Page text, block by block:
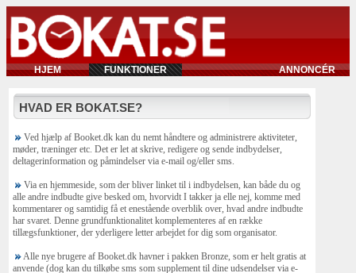
HJEM FUNKTIONER ANNONCÉR
HVAD ER BOKAT.SE?
Ved hjælp af Booket.dk kan du nemt håndtere og administrere aktiviteter,
møder, træninger etc. Det er let at skrive, redigere og sende indbydelser,
deltagerinformation og påmindelser via e-mail og/eller sms.
Via en hjemmeside, som der bliver linket til i indbydelsen, kan både du og
alle andre indbudte give besked om, hvorvidt I takker ja elle nej, komme med
kommentarer og samtidig få et enestående overblik over, hvad andre indbudte
har svaret. Denne grundfunktionalitet komplementeres af en række
tillægsfunktioner, der yderligere letter arbejdet for dig som organisator.
Alle nye brugere af Booket.dk havner i pakken Bronze, som er helt gratis at
anvende (dog kan du tilkøbe sms som supplement til dine udsendelser via e-